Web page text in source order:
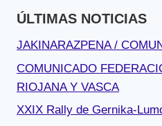
ÚLTIMAS NOTICIAS
JAKINARAZPENA /
COMUNICADO
RIOJANA Y VASCA
XXIX Rally de Gernika-